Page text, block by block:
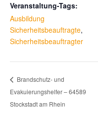
Veranstaltung-Tags:
Ausbildung
Sicherheitsbeauftragte,
Sicherheitsbeauftragter
Brandschutz- und
Evakuierungshelfer – 64589
Stockstadt am Rhein